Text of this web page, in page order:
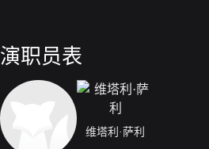
演职员表
维塔利·萨利